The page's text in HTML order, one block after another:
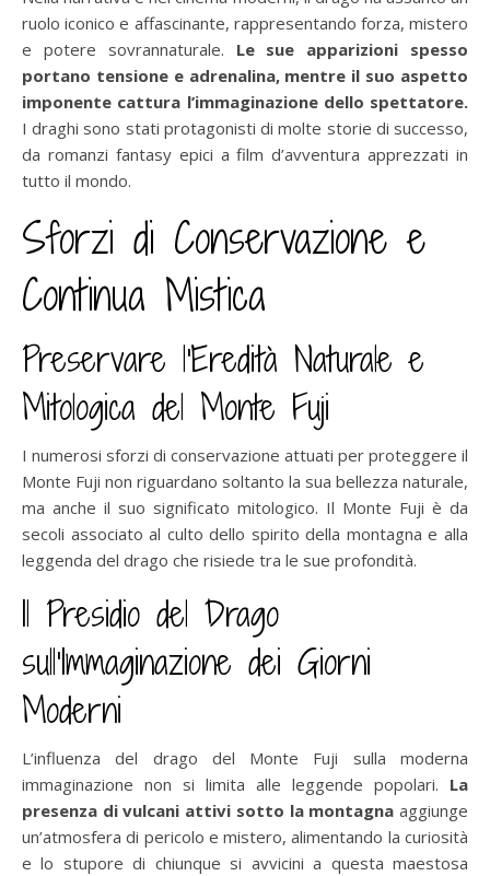
ruolo iconico e affascinante, rappresentando forza, mistero
e potere sovrannaturale. Le sue apparizioni spesso
portano tensione e adrenalina, mentre il suo aspetto
imponente cattura l’immaginazione dello spettatore.
I draghi sono stati protagonisti di molte storie di successo,
da romanzi fantasy epici a film d’avventura apprezzati in
tutto il mondo.
Sforzi di Conservazione e
Continua Mistica
Preservare l’Eredità Naturale e
Mitologica del Monte Fuji
I numerosi sforzi di conservazione attuati per proteggere il
Monte Fuji non riguardano soltanto la sua bellezza naturale,
ma anche il suo significato mitologico. Il Monte Fuji è da
secoli associato al culto dello spirito della montagna e alla
leggenda del drago che risiede tra le sue profondità.
Il Presidio del Drago
sull’Immaginazione dei Giorni
Moderni
L’influenza del drago del Monte Fuji sulla moderna
immaginazione non si limita alle leggende popolari. La
presenza di vulcani attivi sotto la montagna aggiunge
un’atmosfera di pericolo e mistero, alimentando la curiosità
e lo stupore di chiunque si avvicini a questa maestosa